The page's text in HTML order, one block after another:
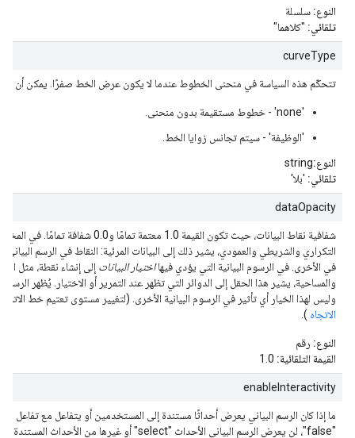
النوع: سلسلة
تلقائي: "كلاهما"
curveType
تتحكّم هذه السياسة في منحنى الخطوط عندما لا يكون عرض الخط صفرًا. يمكن أن
'none' - خطوط مستقيمة بدون منحنى.
'الوظيفة' - سيتم تجانس زوايا الخط.
النوع:string
تلقائي: 'بلا'
dataOpacity
شفافية نقاط البيانات، حيث تكون القيمة 1.0 معتمة
التكراري والشريطي والعمودي، يشير ذلك إلى البيانات المرئية: النقاط في الرسم البياني
في الأخرى. في الرسوم البيانية التي يؤدي فيهااختيار البيانات إلى إنشاء نقطة، مثل
والمساحية، يشير هذا الحقل إلى الدوائر التي تظهر عند التمرير أو الاختيار. يُظهر الرسم
وليس لهذا الخيار أي تأثير في الرسوم البيانية الأخرى. (لتغيير مستوى تعتيم خط
الاتجاه ).
النوع: رقم
القيمة التلقائية:
enableInteractivity
ما إذا كان الرسم البياني يعرض أحداثًا مستندة إلى المستخدمين أو يتفاعل مع تفاعل
"false"، لن يعرض الرسم البياني الأحداث "select" أو غيرها من الأحداث المستندة إلى التفاعل (ولكنه